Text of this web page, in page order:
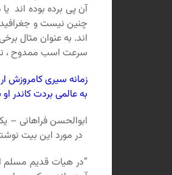
آن پی برده بوده اند
چنین نیست و
اند. به عنوان مثال
سرعت اسب ممدوح ،
زمانه سیری کامروزش ار
به عالمی بردت کاندر او
ابوالحسن فراهانی –
در مورد این بیت
“در هیات قدیم